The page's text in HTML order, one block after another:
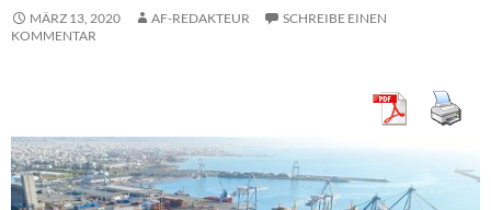
MÄRZ 13, 2020 AF-REDAKTEUR
SCHREIBE EINEN
KOMMENTAR